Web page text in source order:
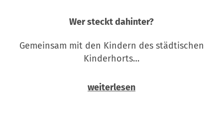
Wer steckt dahinter?
Gemeinsam mit den Kindern des städtischen
Kinderhorts…
weiterlesen